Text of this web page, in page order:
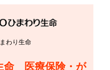
わり生命
命 医療保険・が